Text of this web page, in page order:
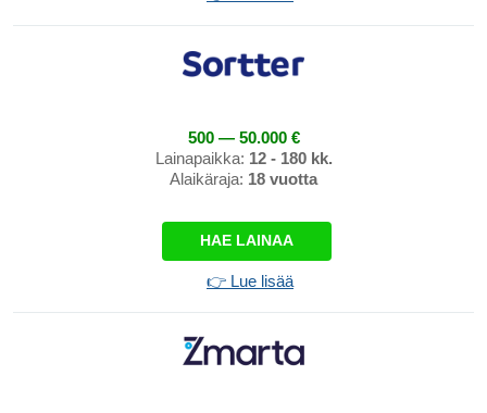
500 — 50.000 €
Lainapaikka: 12 - 180 kk.
Alaikäraja: 18 vuotta
HAE LAINAA
👉 Lue lisää